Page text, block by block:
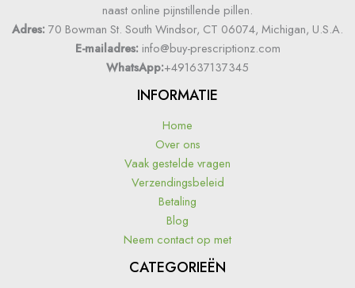
naast online pijnstillende pillen.
Adres: 70 Bowman St. South Windsor, CT 06074, Michigan, U.S.A.
E-mailadres: info@buy-prescriptionz.com
WhatsApp:+491637137345
INFORMATIE
Home
Over ons
Vaak gestelde vragen
Verzendingsbeleid
Betaling
Blog
Neem contact op met
CATEGORIEËN